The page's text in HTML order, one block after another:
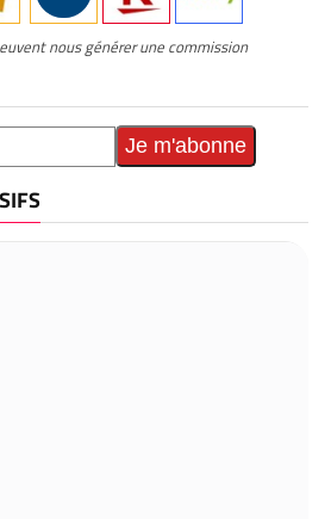
nous générer une commission